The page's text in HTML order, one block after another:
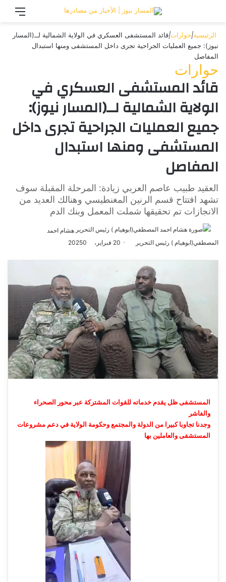
تسجيل الدخول
الرئيسية|حوارات|قائد المستشفى العسكري في الولاية الشمالية لــ(المسار
نيوز): جميع العمليات الجراحية تجرى داخل المستشفى ومنها استبدال
المفاصل
حوارات
قائد المستشفى العسكري في
الولاية الشمالية لــ(المسار نيوز):
جميع العمليات الجراحية تجرى داخل
المستشفى ومنها استبدال
المفاصل
العقيد طبيب عاصم العربي زيادة: المرحلة المقبلة سوف
تشهد افتتاح قسم الرنين المغنطيسي وهنالك العديد من
الانجازات تم تحقيقها شملت المعمل وبنك الدم
هشام احمد
المصطفي(ابوهيام ) رئيس التحرير
أرسل20 فبراير، 2025 0
المستشفى ظل يقدم خدماته للقوات المشتركة عبر محور الصحراء
والفاشر
وجدنا تجاوبا كبيرا من الدولة والمجتمع وحكومة الولاية في دعم مشروعات
المستشفى والعاملين بها